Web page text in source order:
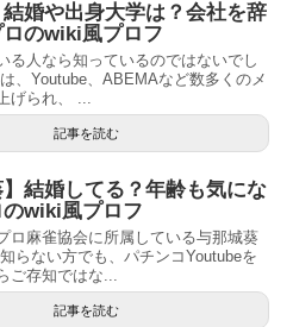
結婚や出身大学は？会社を辞
のwiki風プロフ
る人なら知っているのではないでし
、Youtube、ABEMAなど数多くのメ
げられ、 ...
記事を読む
】結婚してる？年齢も気にな
wiki風プロフ
ロ麻雀協会に所属している与那城葵
らない方でも、パチンコYoutubeを
ご存知ではな...
記事を読む